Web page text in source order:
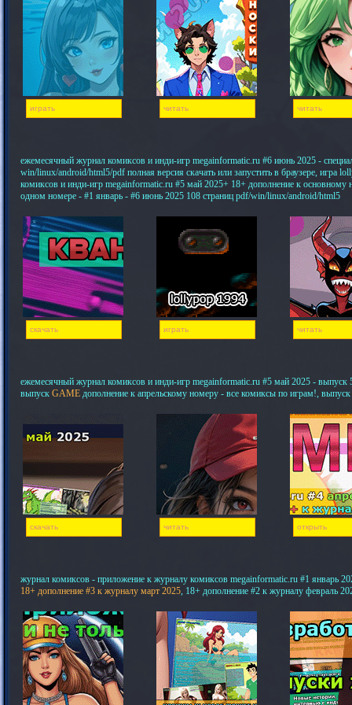
играть читать читать
ежемесячный журнал комиксов и инди-игр megainformatic.ru #6 июнь 2025 -
win/linux/android/html5/pdf полная версия скачать или запустить в браузере, игра
комиксов и инди-игр megainformatic.ru #5 май 2025+ 18+ дополнение к основному
одном номере - #1 январь - #6 июнь 2025 108 страниц pdf/win/linux/android/html5
скачать играть читать
ежемесячный журнал комиксов и инди-игр megainformatic.ru #5 май 2025 - выпуск
выпуск GAME дополнение к апрельскому номеру - все комиксы по играм!,
скачать читать открыть
журнал комиксов - приложение к журналу комиксов megainformatic.ru #1 январь
18+ дополнение #3 к журналу март 2025, 18+ дополнение #2 к журналу февраль